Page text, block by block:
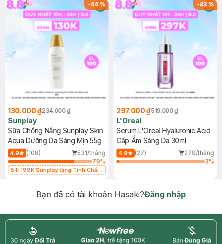
-44%
130.000 ₫234.000 ₫
Sunplay
Sữa Chống Nắng Sunplay Skin
Aqua Dưỡng Da Sáng Mịn 55g
4.9 (108)
531/tháng
79%
Bill 199K Sunplay tặng Tinh Chất
-43%
297.000 ₫519.000 ₫
L'Oreal
Serum L'Oreal Hyaluronic Acid
Cấp Ẩm Sáng Da 30ml
4.9 (27)
279/tháng
3%
Bạn đã có tài khoản Hasaki?Đăng nhập